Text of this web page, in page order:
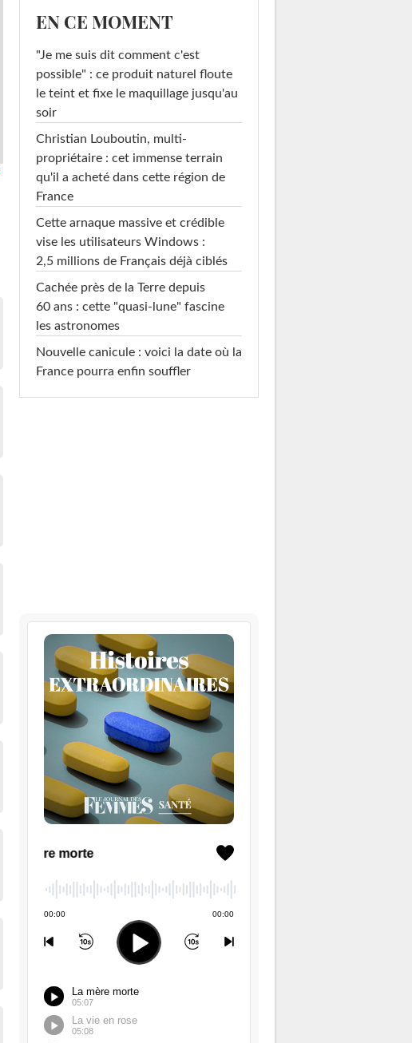
EN CE MOMENT
"Je me suis dit comment c'est
possible" : ce produit naturel floute
le teint et fixe le maquillage jusqu'au
soir
Christian Louboutin, multi-
propriétaire : cet immense terrain
qu'il a acheté dans cette région de
France
Cette arnaque massive et crédible
vise les utilisateurs Windows :
2,5 millions de Français déjà ciblés
Cachée près de la Terre depuis
60 ans : cette "quasi-lune" fascine
les astronomes
Nouvelle canicule : voici la date où la
France pourra enfin souffler